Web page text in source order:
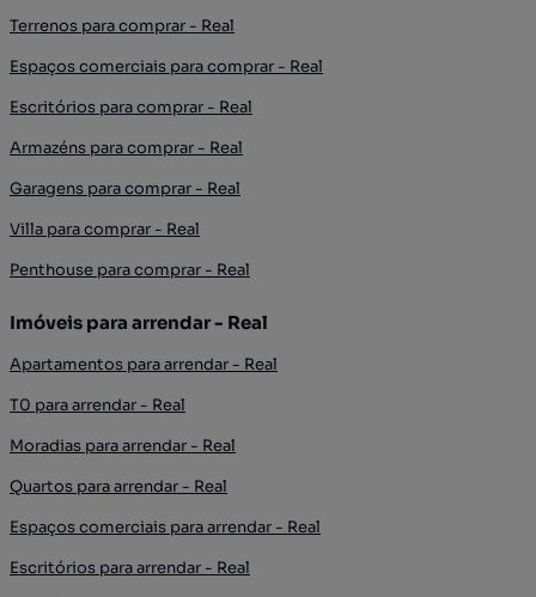
Terrenos para comprar - Real
Espaços comerciais para comprar - Real
Escritórios para comprar - Real
Armazéns para comprar - Real
Garagens para comprar - Real
Villa para comprar - Real
Penthouse para comprar - Real
Imóveis para arrendar - Real
Apartamentos para arrendar - Real
T0 para arrendar - Real
Moradias para arrendar - Real
Quartos para arrendar - Real
Espaços comerciais para arrendar - Real
Escritórios para arrendar - Real